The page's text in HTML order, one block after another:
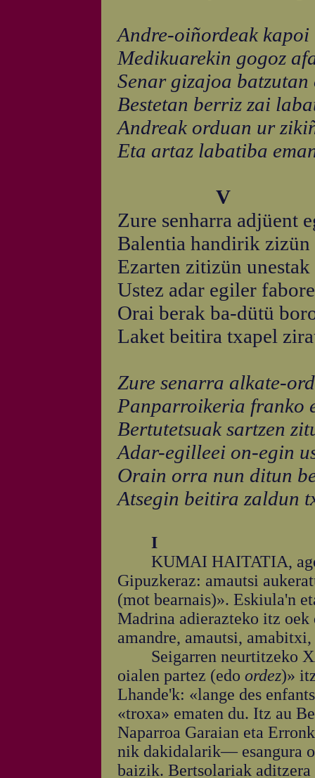
Andre-oiñordeak
Medikuarekin gogoz
Senar gizajoa
Bestetan berriz zai
Andreak orduan ur
Eta artaz labatiba
V
Zure senharra adjüent
Balentia handirik zizün
Ezarten zitizün
Ustez adar egiler
Orai berak ba-dütü
Laket beitira txapel
Zure senarra alkate-
Panparroikeria franko
Bertutetsuak sartzen
Adar-egilleei on-egin
Orain orra nun ditun
Atsegin beitira zaldun
I
KUMAI HAITATIA, ageri
Gipuzkeraz: amautsi
(mot bearnais)». Eskiula'n
Madrina adierazteko itz oek
amandre, amautsi,
Seigarren neurtitzeko
oialen partez (edo ordez)»
Lhande'k: «lange des
«troxa» ematen du. Itz au
Naparroa Garaian eta
nik dakidalarik— esangura
baizik. Bertsolariak aditzera